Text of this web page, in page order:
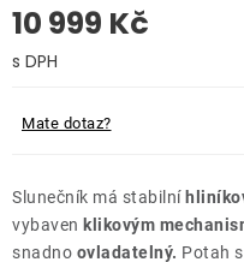
10 999 Kč
Mate dotaz?
Slunečník má stabilní
vybaven klikovým
snadno ovladatelný. Potah